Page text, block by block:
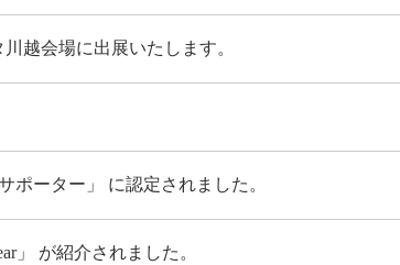
越会場に出展いたします。
ポーター」 に認定されました。
」 が紹介されました。